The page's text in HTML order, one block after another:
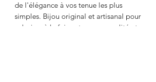
de l'élégance à vos tenue les plus
simples. Bijou original et artisanal pour
valoriser à la fois votre personnalité et